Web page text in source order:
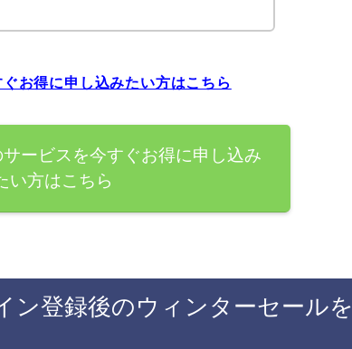
お得に申し込みたい方はこちら
ービスを今すぐお得に申し込み
い方はこちら
ン登録後のウィンターセールを